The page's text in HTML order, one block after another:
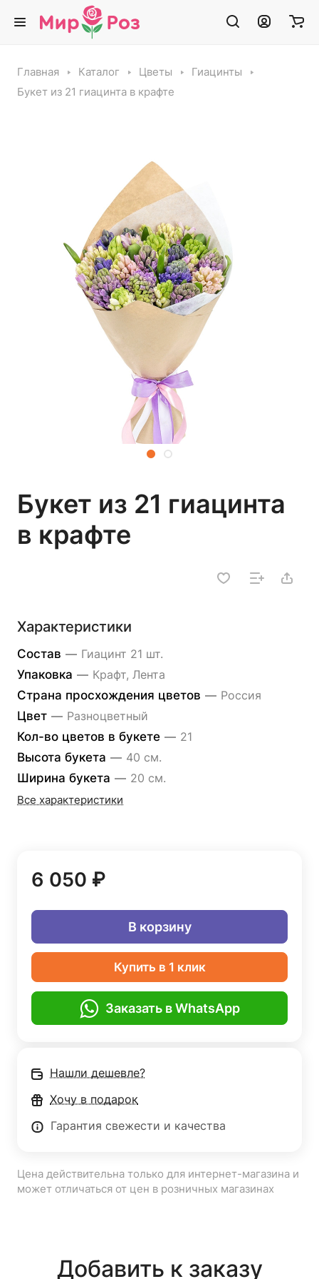
Главная Каталог Цветы
Гиацинты
Букет из 21 гиацинта в крафте
Букет из 21 гиацинта
в крафте
Характеристики
Состав — Гиацинт 21 шт.
Упаковка — Крафт, Лента
Страна просхождения цветов — Россия
Цвет — Разноцветный
Кол-во цветов в букете — 21
Высота букета — 40 см.
Ширина букета — 20 см.
Все характеристики
6 050 ₽
В корзину
Купить в 1 клик
Заказать в WhatsApp
Нашли дешевле?
Хочу в подарок
Гарантия свежести и качества
Цена действительна только для интернет-магазина и
может отличаться от цен в розничных магазинах
Добавить к заказу